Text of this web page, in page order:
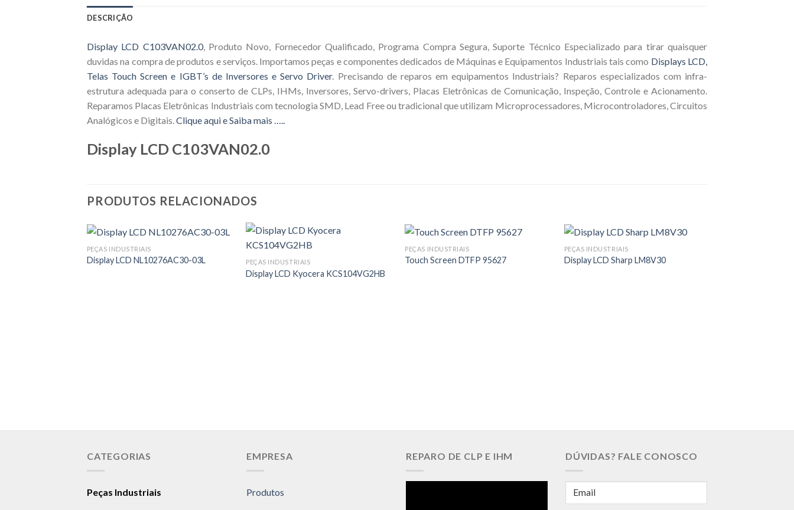
DESCRIÇÃO
Display LCD C103VAN02.0, Produto Novo, Fornecedor Qualificado, Programa Compra Segura, Suporte Técnico Especializado para tirar quaisquer
duvidas na compra de produtos e serviços. Importamos peças e componentes dedicados de Máquinas e Equipamentos Industriais tais como Displays LCD,
Telas Touch Screen e IGBT’s de Inversores e Servo Driver. Precisando de reparos em equipamentos Industriais? Reparos especializados com infra-
estrutura adequada para o conserto de CLPs, IHMs, Inversores, Servo-drivers, Placas Eletrônicas de Comunicação, Inspeção, Controle e Acionamento.
Reparamos Placas Eletrônicas Industriais com tecnologia SMD, Lead Free ou tradicional que utilizam Microprocessadores, Microcontroladores, Circuitos
Analógicos e Digitais. Clique aqui e Saiba mais …..
Display LCD C103VAN02.0
PRODUTOS RELACIONADOS
PEÇAS INDUSTRIAIS
Display LCD NL10276AC30-03L PEÇAS INDUSTRIAIS
Display LCD Kyocera KCS104VG2HB
PEÇAS INDUSTRIAIS
Touch Screen DTFP 95627
PEÇAS INDUSTRIAIS
Display LCD Sharp LM8V30
CATEGORIAS
Peças Industriais
EMPRESA
Produtos
REPARO DE CLP E IHM DÚVIDAS? FALE CONOSCO